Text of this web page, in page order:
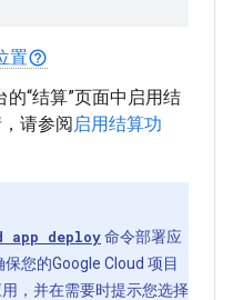
置help_outline
的“结算”页面中启用结
请参阅启用结算功
app deploy命令部署应
保您的Google Cloud 项目
，并在需要时提示您选择